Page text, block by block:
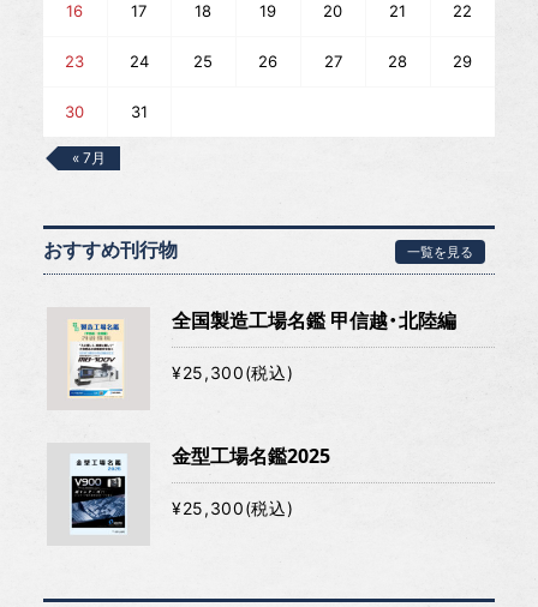
16 17 18 19 20 21 22
23 24 25 26 27 28 29
30 31
« 7月
おすすめ刊行物 一覧を見る
全国製造工場名鑑 甲信越・北陸編
¥25,300(税込)
金型工場名鑑2025
¥25,300(税込)